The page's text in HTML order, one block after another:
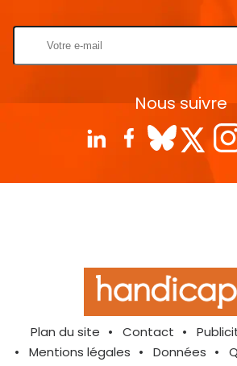
Nous suivre
Plan du site Contact
Mentions légales
Données